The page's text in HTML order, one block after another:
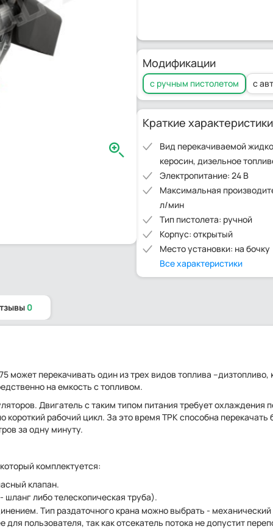
Модификации
с ручным пистолетом с
Краткие характеристики
Вид перекачиваемой
керосин, дизельное
Электропитание: 24 В
Максимальная
л/мин
Тип пистолета: ручной
Корпус: открытый
Место установки: на бочку
Все характеристики
0
может перекачивать один из трех видов топлива –дизтопливо,
на емкость с топливом.
Двигатель с таким типом питания требует охлаждения
рабочий цикл. За это время ТРК способна перекачать
за одну минуту.
комплектуется:
клапан.
либо телескопическая труба).
Тип раздаточного крана можно выбрать - механический
пользователя, так как отсекатель потока не допустит